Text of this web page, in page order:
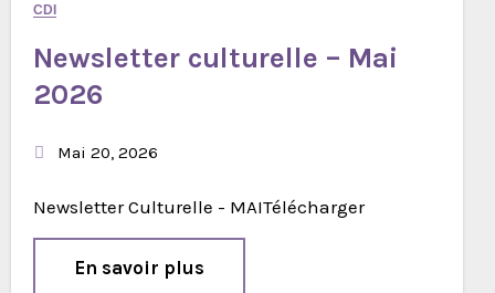
CDI
Newsletter culturelle – Mai
2026
Mai 20, 2026
Newsletter Culturelle - MAITélécharger
En savoir plus